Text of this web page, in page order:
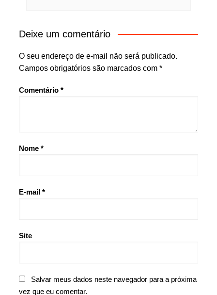
Deixe um comentário
O seu endereço de e-mail não será publicado.
Campos obrigatórios são marcados com *
Comentário *
Nome *
E-mail *
Site
Salvar meus dados neste navegador para a próxima
vez que eu comentar.